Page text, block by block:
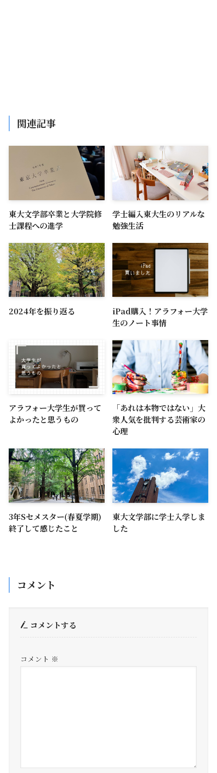
関連記事
東大文学部卒業と大学院修
士課程への進学
学士編入東大生のリアルな
勉強生活
2024年を振り返る
iPad購入！アラフォー大学
生のノート事情
アラフォー大学生が買って
よかったと思うもの
「あれは本物ではない」大
衆人気を批判する芸術家の
心理
3年Sセメスター(春夏学期)
終了して感じたこと
東大文学部に学士入学しま
した
コメント
コメントする
コメント ※